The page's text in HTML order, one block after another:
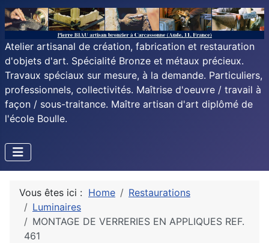
Atelier artisanal de création, fabrication et restauration
d'objets d'art. Spécialité Bronze et métaux précieux.
Travaux spéciaux sur mesure, à la demande. Particuliers,
professionnels, collectivités. Maîtrise d'oeuvre / travail à
façon / sous-traitance. Maître artisan d'art diplômé de
l'école Boulle.
Vous êtes ici : Home
Restaurations
Luminaires
MONTAGE DE VERRERIES EN APPLIQUES REF.
461